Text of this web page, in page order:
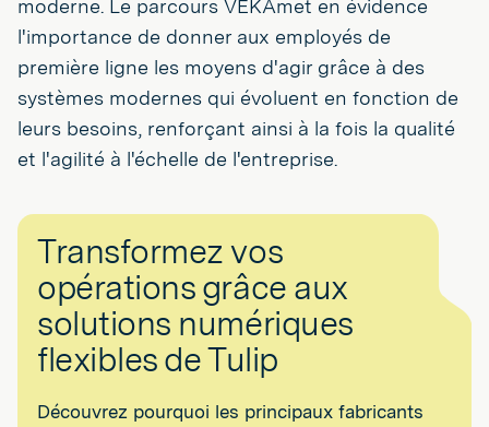
moderne. Le parcours VEKAmet en évidence
l'importance de donner aux employés de
première ligne les moyens d'agir grâce à des
systèmes modernes qui évoluent en fonction de
leurs besoins, renforçant ainsi à la fois la qualité
et l'agilité à l'échelle de l'entreprise.
Transformez vos
opérations grâce aux
solutions numériques
flexibles de Tulip
Découvrez pourquoi les principaux fabricants